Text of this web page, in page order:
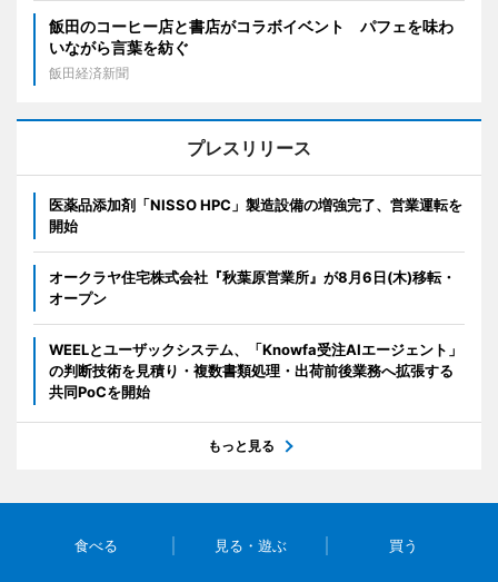
飯田のコーヒー店と書店がコラボイベント パフェを味わ
いながら言葉を紡ぐ
飯田経済新聞
プレスリリース
医薬品添加剤「NISSO HPC」製造設備の増強完了、営業運転を
開始
オークラヤ住宅株式会社『秋葉原営業所』が8月6日(木)移転・
オープン
WEELとユーザックシステム、「Knowfa受注AIエージェント」
の判断技術を見積り・複数書類処理・出荷前後業務へ拡張する
共同PoCを開始
もっと見る
食べる 見る・遊ぶ 買う